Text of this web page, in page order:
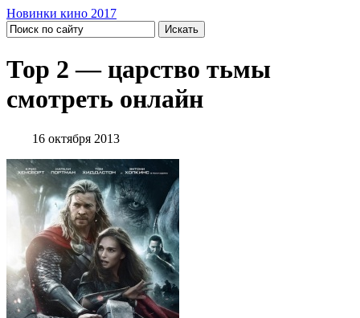
Новинки кино 2017
Тор 2 — царство тьмы
смотреть онлайн
16 октября 2013